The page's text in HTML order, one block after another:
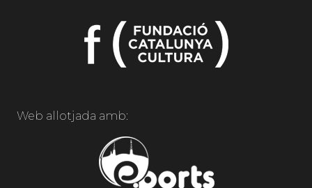
Web allotjada amb: